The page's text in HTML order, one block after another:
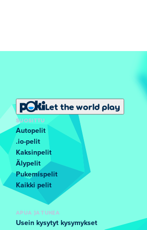
Let the world play
SUOSITTU
Autopelit
.io-pelit
Kaksinpelit
Älypelit
Pukemispelit
Kaikki pelit
APUA JA TUKEA
Usein kysytyt kysymykset